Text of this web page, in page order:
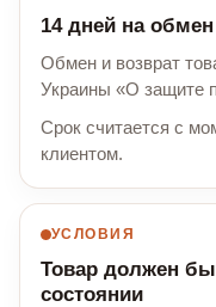
14 дней на
Обмен и возврат
Украины «О защите
Срок считается с
клиентом.
УСЛОВИЯ
Товар должен
состоянии